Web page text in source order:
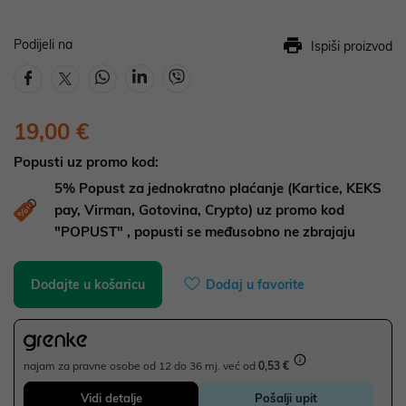
Podijeli na Ispiši proizvod
19,00 €
Popusti uz promo kod:
5% Popust za jednokratno plaćanje (Kartice, KEKS
pay, Virman, Gotovina, Crypto) uz promo kod
"POPUST" , popusti se međusobno ne zbrajaju
Dodajte u košaricu Dodaj u favorite
najam za pravne osobe od 12 do 36 mj. već od 0,53 €
Vidi detalje Pošalji upit